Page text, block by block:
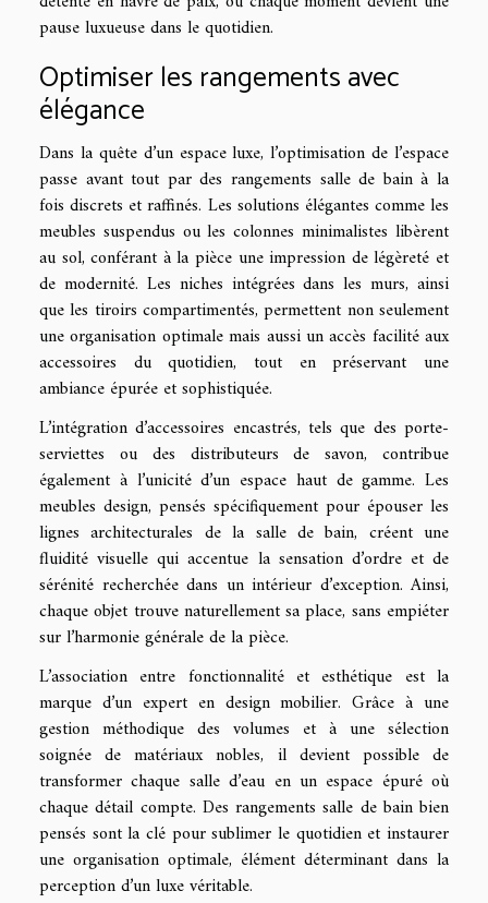
pause luxueuse dans le quotidien.
Optimiser les rangements avec
élégance
Dans la quête d’un espace luxe, l’optimisation de l’espace
passe avant tout par des rangements salle de bain à la
fois discrets et raffinés. Les solutions élégantes comme les
meubles suspendus ou les colonnes minimalistes libèrent
au sol, conférant à la pièce une impression de légèreté et
de modernité. Les niches intégrées dans les murs, ainsi
que les tiroirs compartimentés, permettent non seulement
une organisation optimale mais aussi un accès facilité aux
accessoires du quotidien, tout en préservant une
ambiance épurée et sophistiquée.
L’intégration d’accessoires encastrés, tels que des porte-
serviettes ou des distributeurs de savon, contribue
également à l’unicité d’un espace haut de gamme. Les
meubles design, pensés spécifiquement pour épouser les
lignes architecturales de la salle de bain, créent une
fluidité visuelle qui accentue la sensation d’ordre et de
sérénité recherchée dans un intérieur d’exception. Ainsi,
chaque objet trouve naturellement sa place, sans empiéter
sur l’harmonie générale de la pièce.
L’association entre fonctionnalité et esthétique est la
marque d’un expert en design mobilier. Grâce à une
gestion méthodique des volumes et à une sélection
soignée de matériaux nobles, il devient possible de
transformer chaque salle d’eau en un espace épuré où
chaque détail compte. Des rangements salle de bain bien
pensés sont la clé pour sublimer le quotidien et instaurer
une organisation optimale, élément déterminant dans la
perception d’un luxe véritable.